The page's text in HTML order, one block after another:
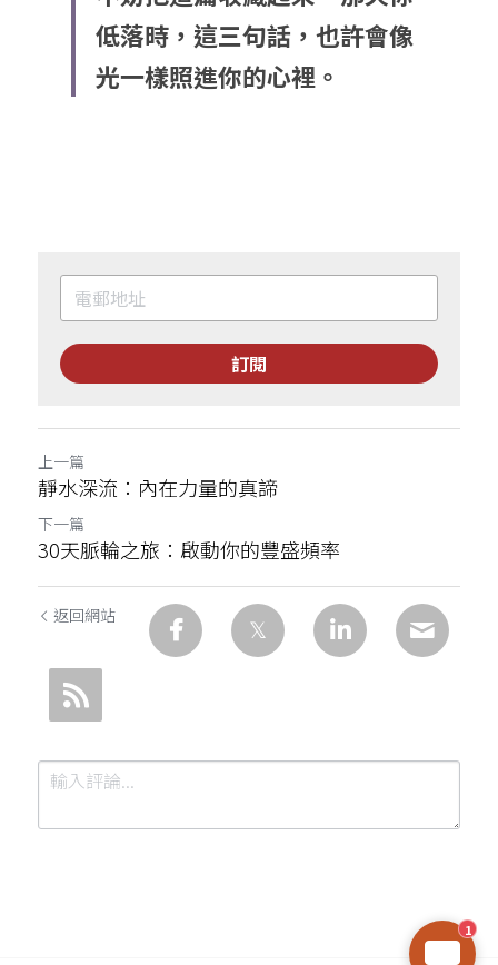
低落時，這三句話，也許會像
光一樣照進你的心裡。
訂閱
上一篇
靜水深流：內在力量的真諦
下一篇
30天脈輪之旅：啟動你的豐盛頻率
返回網站
1